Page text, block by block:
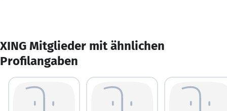
XING Mitglieder mit ähnlichen
Profilangaben